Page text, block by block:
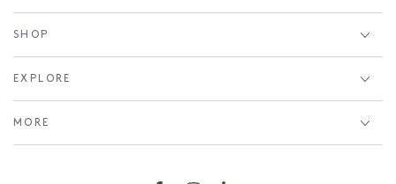
SHOP
EXPLORE
MORE